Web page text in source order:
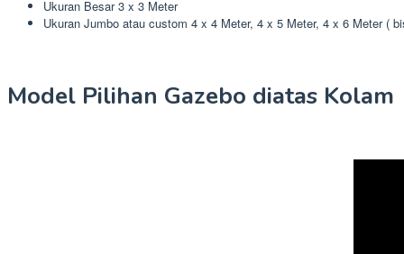
Ukuran Besar 3 x 3 Meter
Ukuran Jumbo atau custom 4 x 4 Meter, 4 x 5 Meter, 4 x 6 Meter (
Model Pilihan Gazebo diatas Kolam